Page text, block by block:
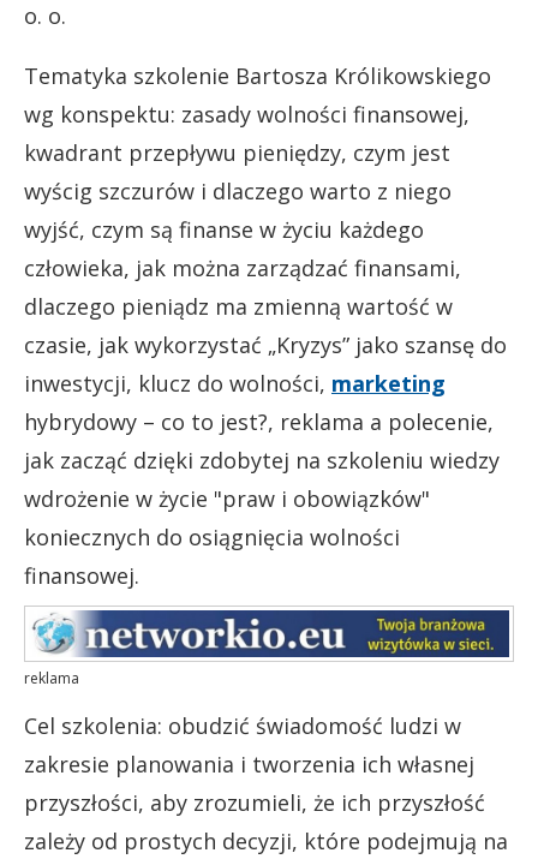
o. o.
Tematyka szkolenie Bartosza Królikowskiego
wg konspektu: zasady wolności finansowej,
kwadrant przepływu pieniędzy, czym jest
wyścig szczurów i dlaczego warto z niego
wyjść, czym są finanse w życiu każdego
człowieka, jak można zarządzać finansami,
dlaczego pieniądz ma zmienną wartość w
czasie, jak wykorzystać „Kryzys” jako szansę do
inwestycji, klucz do wolności, marketing
hybrydowy – co to jest?, reklama a polecenie,
jak zacząć dzięki zdobytej na szkoleniu wiedzy
wdrożenie w życie "praw i obowiązków"
koniecznych do osiągnięcia wolności
finansowej.
reklama
Cel szkolenia: obudzić świadomość ludzi w
zakresie planowania i tworzenia ich własnej
przyszłości, aby zrozumieli, że ich przyszłość
zależy od prostych decyzji, które podejmują na